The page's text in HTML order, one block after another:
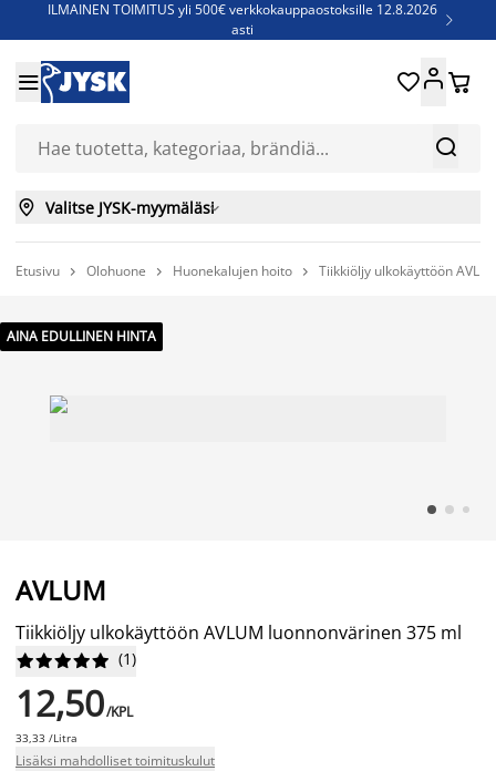
ILMAINEN TOIMITUS yli 500€ verkkokauppaostoksille 12.8.2026
asti

Jenkkisänkyjä - Säästä jopa 60%


 
 Valitse JYSK-myymäläsi
Etusivu  Olohuone  Huonekalujen hoito  Tiikkiöljy ulkokäyttöön
AINA EDULLINEN HINTA
AVLUM
Tiikkiöljy ulkokäyttöön AVLUM luonnonvärinen 375 ml





 (1)
12,50/KPL
33,33 /Litra
Lisäksi mahdolliset toimituskulut